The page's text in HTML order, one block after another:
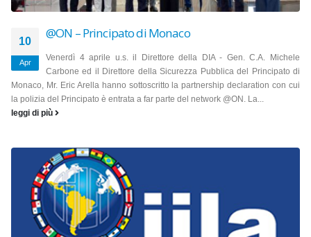
10
Apr
@ON – Principato di Monaco
Venerdì 4 aprile u.s. il Direttore della DIA - Gen. C.A. Michele
Carbone ed il Direttore della Sicurezza Pubblica del Principato di
Monaco, Mr. Eric Arella hanno sottoscritto la partnership declaration con cui
la polizia del Principato è entrata a far parte del network @ON. La...
leggi di più